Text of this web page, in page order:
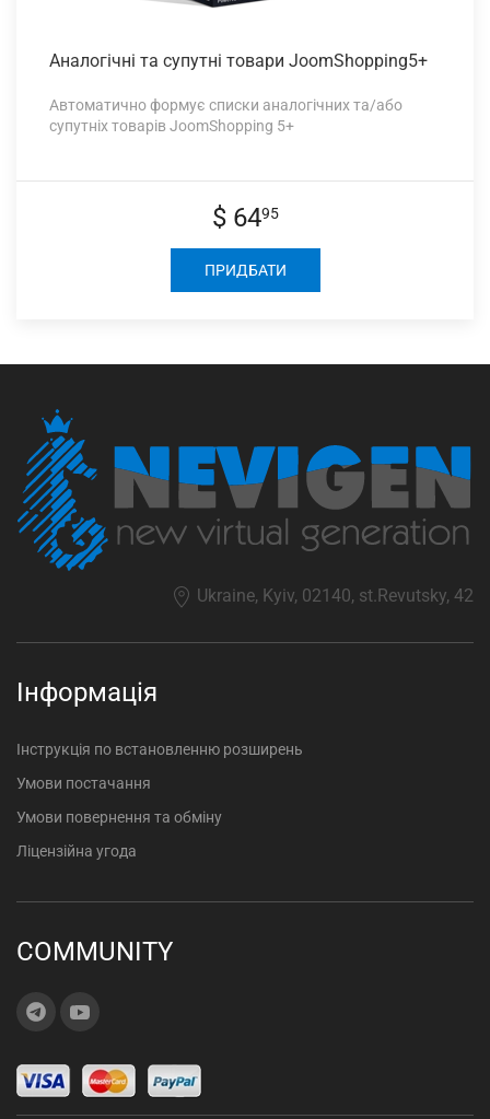
Аналогічні та супутні товари JoomShopping5+
Автоматично формує списки аналогічних та/або
супутніх товарів JoomShopping 5+
$ 6495
ПРИДБАТИ
Ukraine, Kyiv, 02140, st.Revutsky, 42
Інформація
Інструкція по встановленню розширень
Умови постачання
Умови повернення та обміну
Ліцензійна угода
COMMUNITY